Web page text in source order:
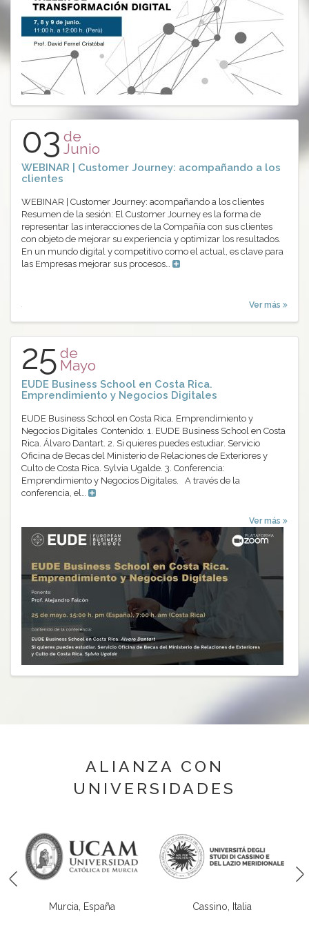
03 de
Junio
WEBINAR | Customer Journey: acompañando a los
clientes
WEBINAR | Customer Journey: acompañando a los clientes
Resumen de la sesión: El Customer Journey es la forma de
representar las interacciones de la Compañía con sus clientes
con objeto de mejorar su experiencia y optimizar los resultados.
En un mundo digital y competitivo como el actual, es clave para
las Empresas mejorar sus procesos…
Ver más
25 de
Mayo
EUDE Business School en Costa Rica.
Emprendimiento y Negocios Digitales
EUDE Business School en Costa Rica. Emprendimiento y
Negocios Digitales Contenido: 1. EUDE Business School en Costa
Rica. Álvaro Dantart. 2. Si quieres puedes estudiar. Servicio
Oficina de Becas del Ministerio de Relaciones de Exteriores y
Culto de Costa Rica. Sylvia Ugalde. 3. Conferencia:
Emprendimiento y Negocios Digitales. A través de la
conferencia, el…
Ver más
ALIANZA CON
UNIVERSIDADES
Cassino, Italia Madrid, España